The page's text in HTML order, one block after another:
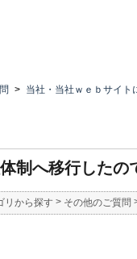
> 当社・当社ｗｅｂサイト
制へ移行したの
リから探す > その他のご質問